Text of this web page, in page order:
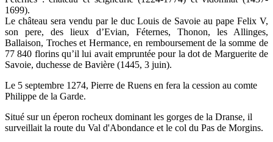
1699).
Le château sera vendu par le duc Louis de Savoie au pape Felix V,
son pere, des lieux d’Evian, Féternes, Thonon, les Allinges,
Ballaison, Troches et Hermance, en remboursement de la somme de
77 840 florins qu’il lui avait empruntée pour la dot de Marguerite de
Savoie, duchesse de Bavière (1445, 3 juin).
Le 5 septembre 1274, Pierre de Ruens en fera la cession au comte
Philippe de la Garde.
Situé sur un éperon rocheux dominant les gorges de la Dranse, il
surveillait la route du Val d'Abondance et le col du Pas de Morgins.